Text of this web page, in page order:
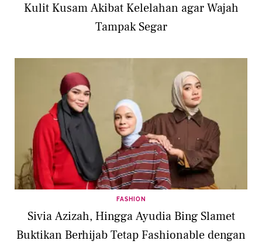
Kulit Kusam Akibat Kelelahan agar Wajah
Tampak Segar
FASHION
Sivia Azizah, Hingga Ayudia Bing Slamet
Buktikan Berhijab Tetap Fashionable dengan